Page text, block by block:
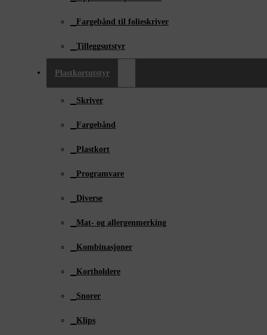
Fargebånd til folieskriver
Tilleggsutstyr
Plastkortutstyr
Skriver
Fargebånd
Plastkort
Programvare
Diverse
Mat- og allergenmerking
Kombinasjoner
Kortholdere
Snorer
Klips